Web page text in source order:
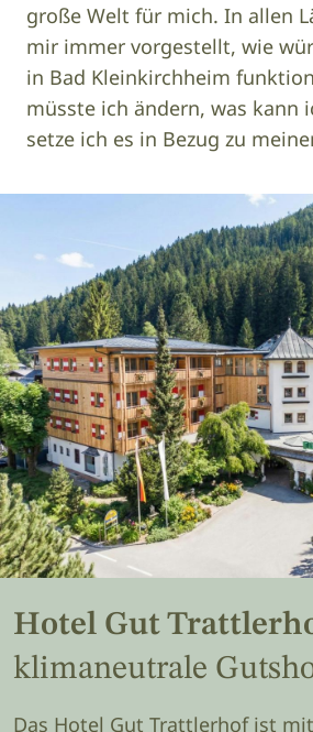
große Welt für mich. In allen
mir immer vorgestellt, wie
in Bad Kleinkirchheim
müsste ich ändern, was kann
setze ich es in Bezug zu
Hotel Gut
klimaneutrale
Das Hotel Gut Trattlerhof ist